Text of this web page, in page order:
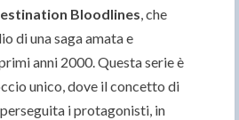
Bloodlines, che
di una saga amata e
anni 2000. Questa serie è
unico, dove il concetto di
perseguita i protagonisti, in